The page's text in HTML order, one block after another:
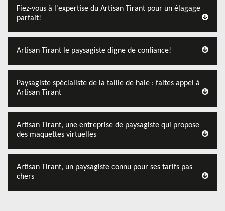
Fiez-vous à l'expertise du Artisan Tirant pour un élagage
parfait!
Artisan Tirant le paysagiste digne de confiance!
Paysagiste spécialiste de la taille de haie : faites appel à
Artisan Tirant
Artisan Tirant, une entreprise de paysagiste qui propose
des maquettes virtuelles
Artisan Tirant, un paysagiste connu pour ses tarifs pas
chers